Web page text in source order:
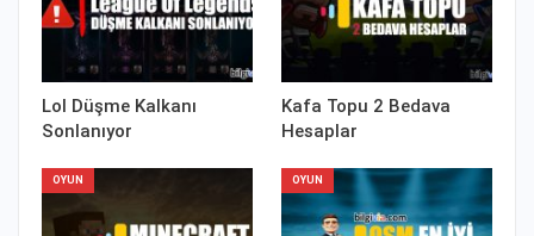
Lol Düşme Kalkanı
Sonlanıyor
Kafa Topu 2 Bedava
Hesaplar
OYUN OYUN